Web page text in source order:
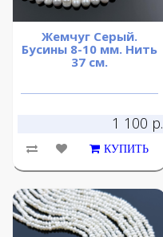
Жемчуг Серый.
Бусины 8-10 мм. Нить
37 см.
1 100 р.
КУПИТЬ